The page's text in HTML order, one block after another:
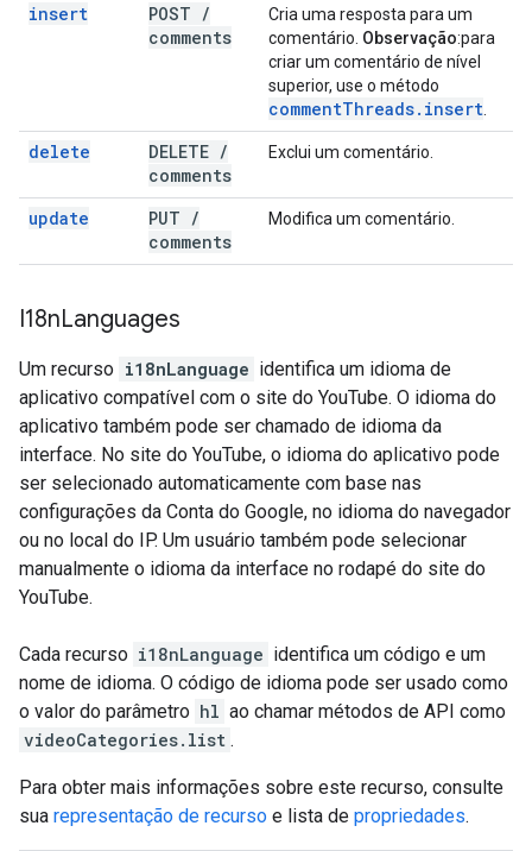
insert POST /
comments
Cria uma resposta para um
comentário. Observação:para
criar um comentário de nível
superior, use o método
commentThreads. insert
delete DELETE /
comments
Exclui um comentário.
update PUT /
comments
Modifica um comentário.
I18nLanguages
Um recurso i18nLanguage identifica um idioma de
aplicativo compatível com o site do YouTube. O idioma do
aplicativo também pode ser chamado de idioma da
interface. No site do YouTube, o idioma do aplicativo pode
ser selecionado automaticamente com base nas
configurações da Conta do Google, no idioma do navegador
ou no local do IP. Um usuário também pode selecionar
manualmente o idioma da interface no rodapé do site do
YouTube.
Cada recurso i18nLanguage identifica um código e um
nome de idioma. O código de idioma pode ser usado como
o valor do parâmetro hl ao chamar métodos de API como
videoCategories.list .
Para obter mais informações sobre este recurso, consulte
sua representação de recurso e lista de propriedades.